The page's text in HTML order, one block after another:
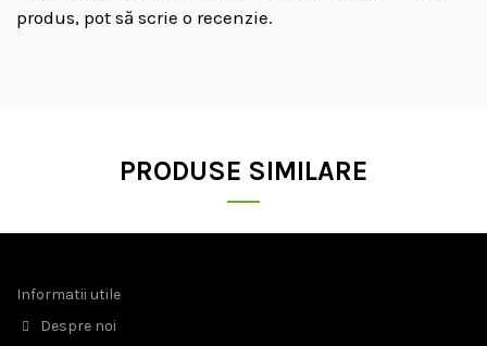
produs, pot să scrie o recenzie.
PRODUSE SIMILARE
Informatii utile
Despre noi